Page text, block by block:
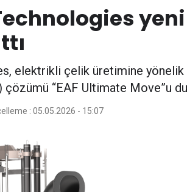
elektrikli çelik üretimine
çözümü “EAF Ultimate Move”u
: 05.05.2026 - 15:07